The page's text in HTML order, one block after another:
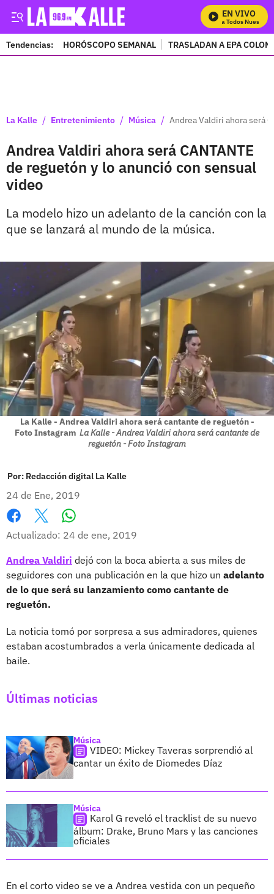
EN VIVO
Mira Todos Nuestros
Tendencias: HORÓSCOPO SEMANAL TRASLADAN A EPA
La Kalle / Entretenimiento / Música / Andrea Valdiri ahora será
Andrea Valdiri ahora será CANTANTE
de reguetón y lo anunció con sensual
video
La modelo hizo un adelanto de la canción con la
que se lanzará al mundo de la música.
La Kalle - Andrea Valdiri ahora será cantante de reguetón -
Foto Instagram La Kalle - Andrea Valdiri ahora será cantante de
reguetón - Foto Instagram
Por: Redacción digital La Kalle
24 de Ene, 2019
Facebook
X
Actualizado: 24 de ene, 2019
Andrea Valdiri dejó con la boca abierta a sus miles de
seguidores con una publicación en la que hizo un adelanto
de lo que será su lanzamiento como cantante de
reguetón.
La noticia tomó por sorpresa a sus admiradores, quienes
estaban acostumbrados a verla únicamente dedicada al
baile.
Últimas noticias
Música
VIDEO: Mickey Taveras sorprendió al
cantar un éxito de Diomedes Díaz
Música
Karol G reveló el tracklist de su nuevo
álbum: Drake, Bruno Mars y las canciones
oficiales
En el corto video se ve a Andrea vestida con un pequeño